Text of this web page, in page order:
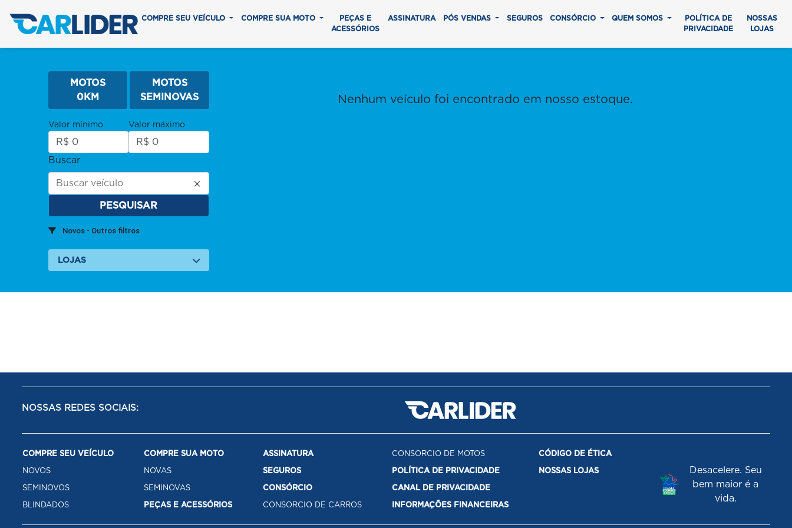
COMPRE SEU VEÍCULO COMPRE SUA MOTO
PEÇAS E
ACESSÓRIOS
ASSINATURA PÓS VENDAS SEGUROS CONSÓRCIO QUEM SOMOS
POLÍTICA DE
PRIVACIDADE
NOSSAS
LOJAS
MOTOS
0KM
MOTOS
SEMINOVAS
Valor mínimo Valor máximo
Buscar
PESQUISAR
Novos - Outros filtros
LOJAS
Nenhum veículo foi encontrado em nosso estoque.
NOSSAS REDES SOCIAIS:
COMPRE SEU VEÍCULO
NOVOS
SEMINOVOS
BLINDADOS
COMPRE SUA MOTO
NOVAS
SEMINOVAS
PEÇAS E ACESSÓRIOS
ASSINATURA
SEGUROS
CONSÓRCIO
CONSORCIO DE CARROS
CONSORCIO DE MOTOS
POLÍTICA DE PRIVACIDADE
CANAL DE PRIVACIDADE
INFORMAÇÕES FINANCEIRAS
CÓDIGO DE ÉTICA
NOSSAS LOJAS
Desacelere. Seu
bem maior é a
vida.